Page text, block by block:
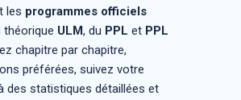
les programmes officiels
théorique ULM, du PPL et PPL
chapitre par chapitre,
préférées, suivez votre
des statistiques détaillées et